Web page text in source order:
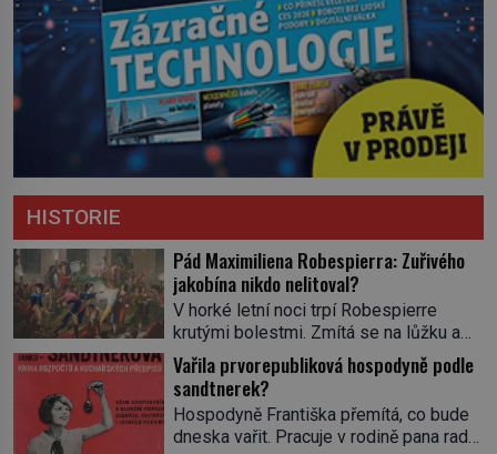
HISTORIE
Pád Maximiliena Robespierra: Zuřivého
jakobína nikdo nelitoval?
V horké letní noci trpí Robespierre
krutými bolestmi. Zmítá se na lůžku a
hlavou mu víří kolotoč myšlenek. Když
se probere z mdlob, vzpomene si na
jednu z pařížských jasnovidek, kterou
před lety navštívil. Prorokovala mu
tragický osud. Tehdy se jí vysmál.
Vařila prvorepubliková hospodyně podle
sandtnerek?
Hospodyně Františka přemítá, co bude
dneska vařit. Pracuje v rodině pana rady